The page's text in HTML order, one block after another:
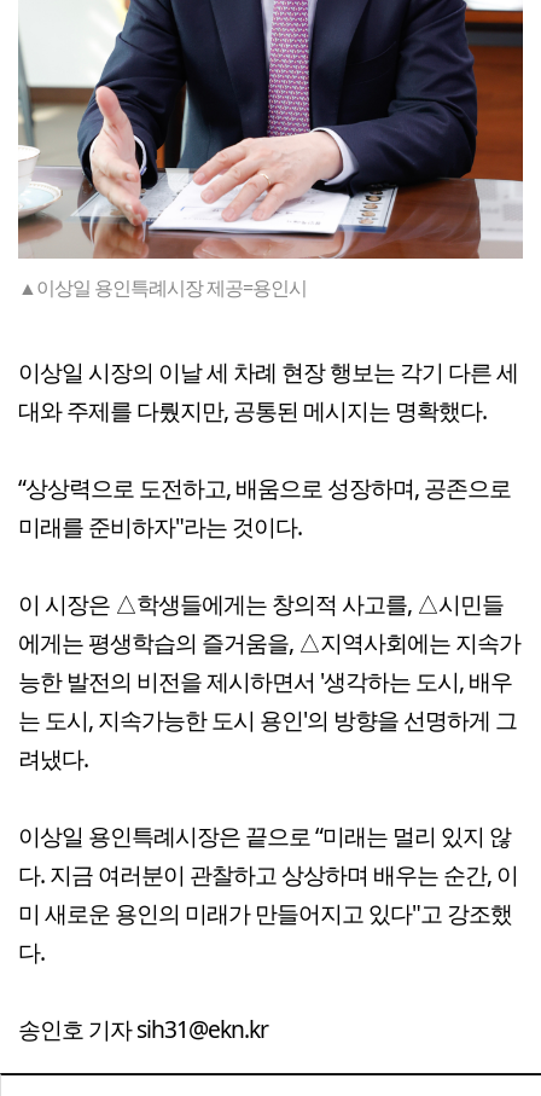
▲이상일 용인특례시장 제공=용인시
이상일 시장의 이날 세 차례 현장 행보는 각기 다른 세
대와 주제를 다뤘지만, 공통된 메시지는 명확했다.
“상상력으로 도전하고, 배움으로 성장하며, 공존으로
미래를 준비하자"라는 것이다.
이 시장은 △학생들에게는 창의적 사고를, △시민들
에게는 평생학습의 즐거움을, △지역사회에는 지속가
능한 발전의 비전을 제시하면서 '생각하는 도시, 배우
는 도시, 지속가능한 도시 용인'의 방향을 선명하게 그
려냈다.
이상일 용인특례시장은 끝으로 “미래는 멀리 있지 않
다. 지금 여러분이 관찰하고 상상하며 배우는 순간, 이
미 새로운 용인의 미래가 만들어지고 있다"고 강조했
다.
송인호 기자 sih31@ekn.kr